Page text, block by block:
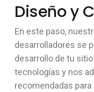
Diseño y
En este paso,
desarrolladores se
desarrollo de tu
tecnologías y nos
recomendadas